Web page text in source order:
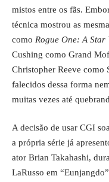
mistos entre os fãs.
técnica mostrou as
como Rogue One: A Star
Cushing como Grand
Christopher Reeve como
falecidos dessa forma
muitas vezes até
A decisão de usar CGI
a própria série já
ator Brian Takahashi,
LaRusso em